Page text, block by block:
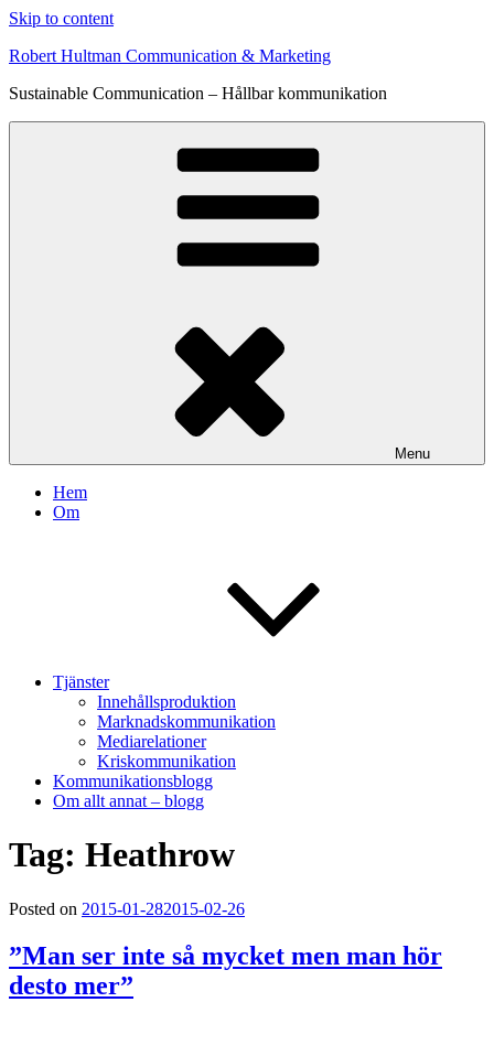
Skip to content
Robert Hultman Communication & Marketing
Sustainable Communication – Hållbar kommunikation
Menu
Hem
Om
Tjänster
Innehållsproduktion
Marknadskommunikation
Mediarelationer
Kriskommunikation
Kommunikationsblogg
Om allt annat – blogg
Tag: Heathrow
Posted on 2015-01-282015-02-26
”Man ser inte så mycket men man hör
desto mer”